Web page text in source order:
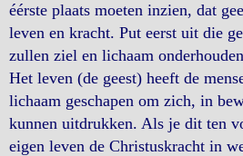
éérste plaats moeten inzien, dat
leven en kracht. Put eerst uit die
zullen ziel en lichaam
Het leven (de geest) heeft de
lichaam geschapen om zich, in
kunnen uitdrukken. Als je dit ten
eigen leven de Christuskracht in